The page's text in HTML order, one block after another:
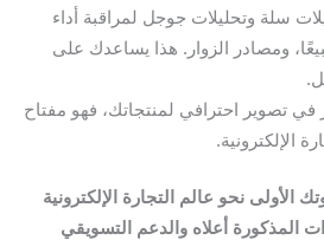
سلة وتحليلات جوجل لمراقبة أداء
ومصادر الزوار. هذا يساعدك على
في تصوير احترافي لمنتجاتك، فهو مفتاح
الإلكترونية.
الأولى نحو عالم التجارة الإلكترونية
المذكورة أعلاه والدعم التسويقي